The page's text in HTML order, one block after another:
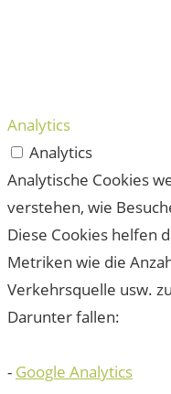
Analytics
Analytics
Analytische Cookies
verstehen, wie
Diese Cookies helfen
Metriken wie die
Verkehrsquelle usw.
Darunter fallen:
- Google Analytics